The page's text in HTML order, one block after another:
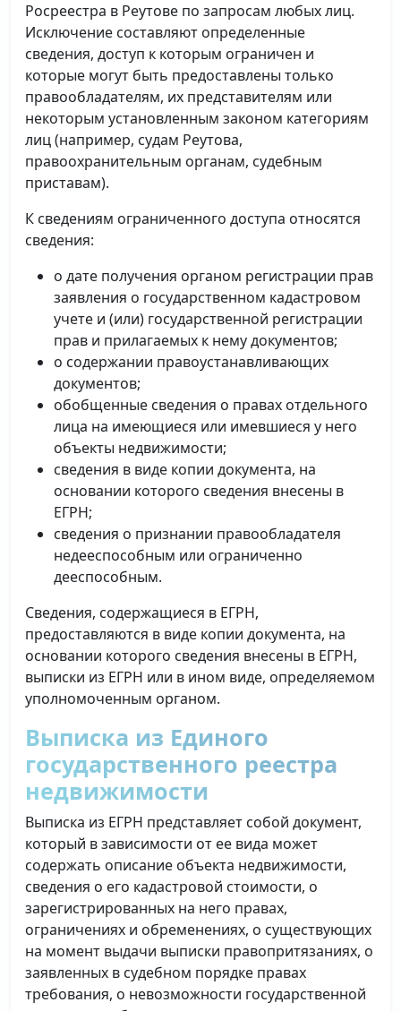
Росреестра в Реутове по запросам любых лиц.
Исключение составляют определенные
сведения, доступ к которым ограничен и
которые могут быть предоставлены только
правообладателям, их представителям или
некоторым установленным законом категориям
лиц (например, судам Реутова,
правоохранительным органам, судебным
приставам).
К сведениям ограниченного доступа относятся
сведения:
о дате получения органом регистрации прав
заявления о государственном кадастровом
учете и (или) государственной регистрации
прав и прилагаемых к нему документов;
о содержании правоустанавливающих
документов;
обобщенные сведения о правах отдельного
лица на имеющиеся или имевшиеся у него
объекты недвижимости;
сведения в виде копии документа, на
основании которого сведения внесены в
ЕГРН;
сведения о признании правообладателя
недееспособным или ограниченно
дееспособным.
Сведения, содержащиеся в ЕГРН,
предоставляются в виде копии документа, на
основании которого сведения внесены в ЕГРН,
выписки из ЕГРН или в ином виде, определяемом
уполномоченным органом.
Выписка из Единого
государственного реестра
недвижимости
Выписка из ЕГРН представляет собой документ,
который в зависимости от ее вида может
содержать описание объекта недвижимости,
сведения о его кадастровой стоимости, о
зарегистрированных на него правах,
ограничениях и обременениях, о существующих
на момент выдачи выписки правопритязаниях, о
заявленных в судебном порядке правах
требования, о невозможности государственной